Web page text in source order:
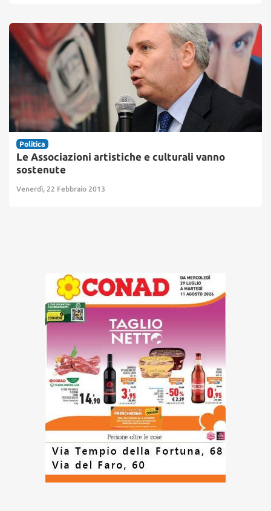
Politica
Le Associazioni artistiche e culturali vanno
sostenute
Venerdì, 22 Febbraio 2013